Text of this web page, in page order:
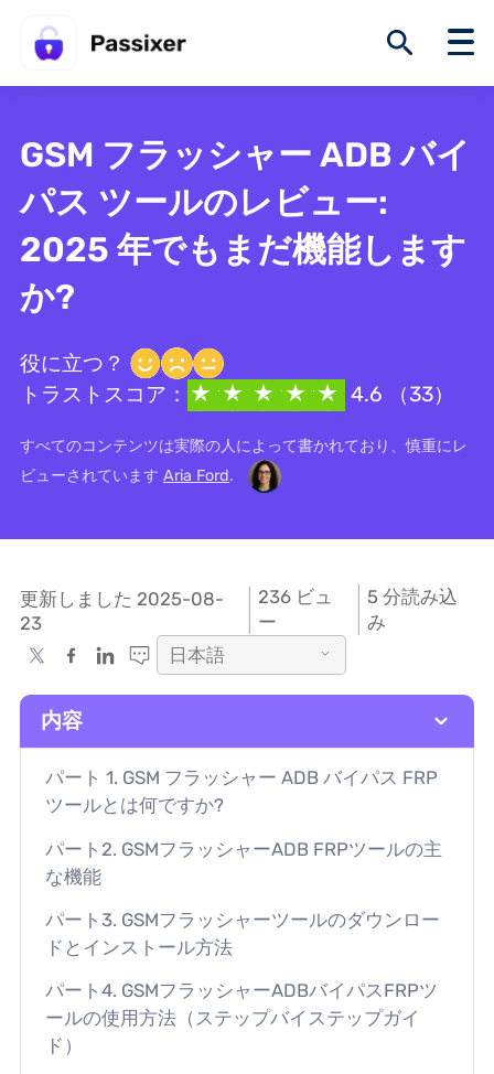
GSM フラッシャー ADB バイ
パス ツールのレビュー:
2025 年でもまだ機能します
か?
役に立つ？
トラストスコア：
4.6 （33）
すべてのコンテンツは実際の人によって書かれており、慎重にレ
ビューされています Aria Ford.
更新しました 2025-08-
23
236ビュ
ー
5 分読み込
み
日本語
内容
パート 1. GSM フラッシャー ADB バイパス FRP
ツールとは何ですか?
パート2. GSMフラッシャーADB FRPツールの主
な機能
パート3. GSMフラッシャーツールのダウンロー
ドとインストール方法
パート4. GSMフラッシャーADBバイパスFRPツ
ールの使用方法（ステップバイステップガイ
ド）